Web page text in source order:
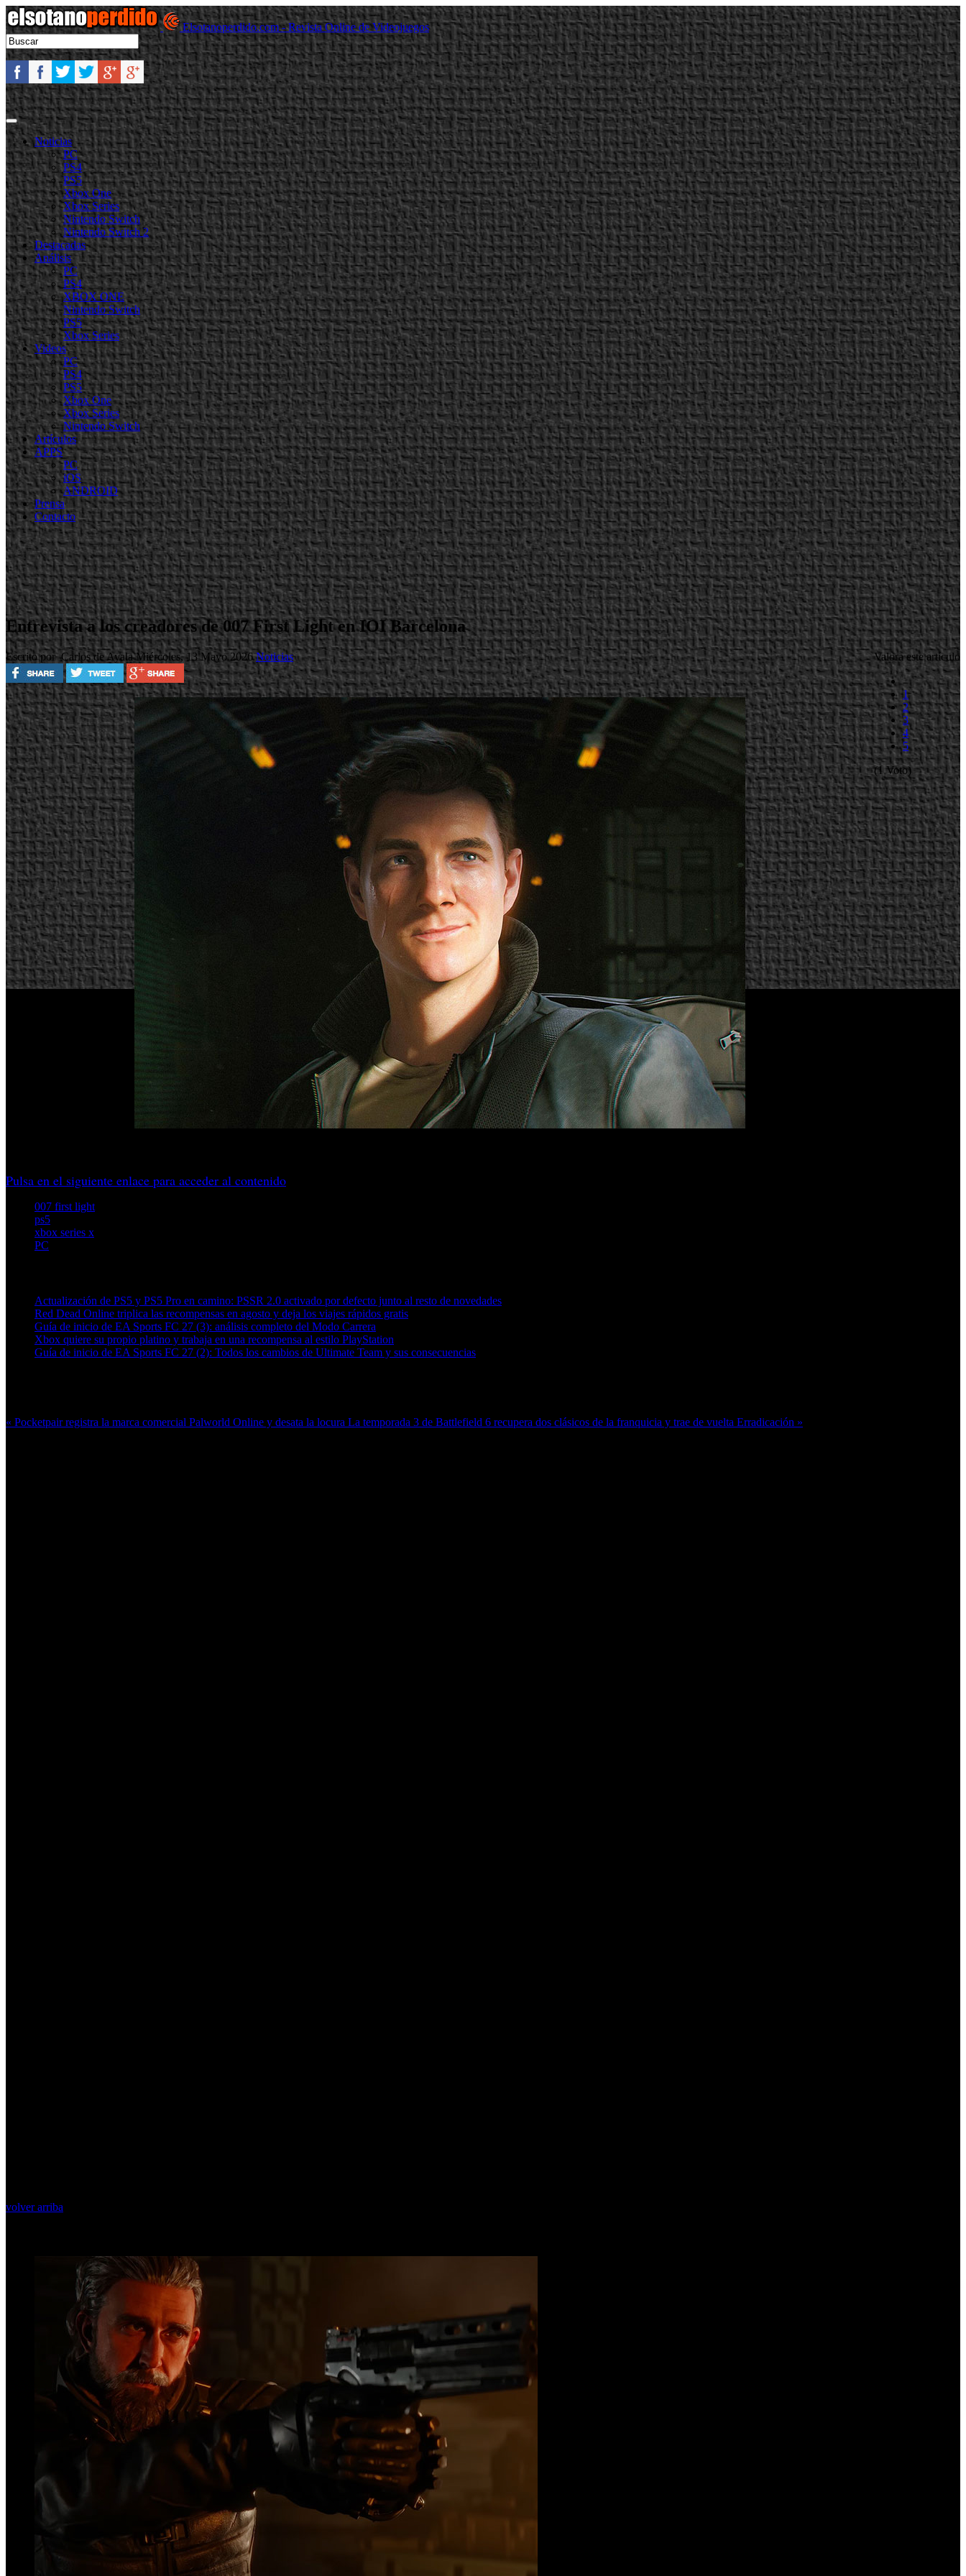
Elsotanoperdido.com - Revista Online de Videojuegos
Noticias
PC
PS4
PS5
Xbox One
Xbox Series
Nintendo Switch
Nintendo Switch 2
Destacadas
Análisis
PC
PS4
XBOX ONE
Nintendo Switch
PS5
Xbox Series
Videos
PC
PS4
PS5
Xbox One
Xbox Series
Nintendo Switch
Artículos
APPS
PC
iOS
ANDROID
Prensa
Contacto
Entrevista a los creadores de 007 First Light en IOI Barcelona
Escrito por Carlos de AyalaMiércoles, 13 Mayo 2026Noticias Valora este artículo
1
2
3
4
5
(1 Voto)
Pulsa en el siguiente enlace para acceder al contenido
007 first light
ps5
xbox series x
PC
Actualización de PS5 y PS5 Pro en camino: PSSR 2.0 activado por defecto junto al resto de novedades
Red Dead Online triplica las recompensas en agosto y deja los viajes rápidos gratis
Guía de inicio de EA Sports FC 27 (3): análisis completo del Modo Carrera
Xbox quiere su propio platino y trabaja en una recompensa al estilo PlayStation
Guía de inicio de EA Sports FC 27 (2): Todos los cambios de Ultimate Team y sus consecuencias
« Pocketpair registra la marca comercial Palworld Online y desata la locura La temporada 3 de Battlefield 6 recupera dos clásicos de la franquicia y trae de vuelta Erradicación »
volver arriba